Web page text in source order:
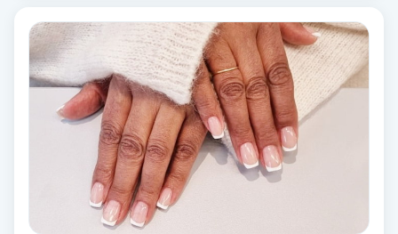
Bottenfärg
Brynformning
Brynfärgning
Brynplockning